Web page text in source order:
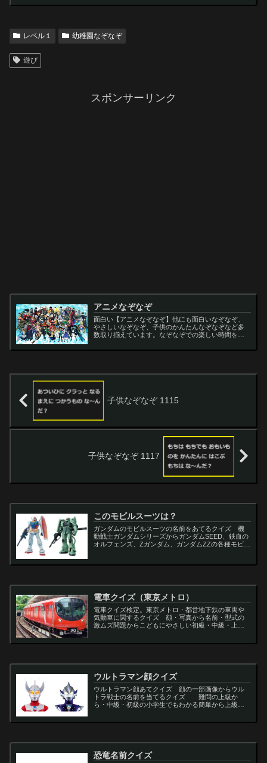
ど一問一答から3択・4択問題までの小学生の簡単問
レベル１ 幼稚園なぞなぞ
遊び
スポンサーリンク
アニメなぞなぞ
面白い【アニメなぞなぞ】他にも面白いなぞなぞ、
やさしいなぞなぞ、子供のかんたんなぞなぞなど多
数取り揃えています。なぞなぞでの楽しい時間をお
子供なぞなぞ 1115
子供なぞなぞ 1117
このモビルスーツは？
ガンダムのモビルスーツの名前をあてるクイズ 機
動戦士ガンダムシリーズからガンダムSEED、鉄血の
オルフェンズ、Zガンダム、ガンダムZZの各種モビル
電車クイズ（東京メトロ）
電車クイズ検定。東京メトロ・都営地下鉄の車両や
気動車に関するクイズ 顔・写真から名前・型式の
激ムズ問題からこどもにやさしい初級・中級・上級
ウルトラマン顔クイズ
ウルトラマン顔あてクイズ 顔の一部画像からウル
トラ戦士の名前を当てるクイズ 難問の上級か
ら・中級・初級の小学生でもわかる簡単から上級者
恐竜名前クイズ